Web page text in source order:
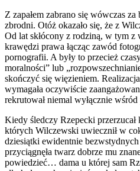
Z zapałem zabrano się wówczas
zbrodni. Otóż okazało się, że z
Od lat skłócony z rodziną, w tym z
krawędzi prawa łącząc zawód
pornografii. A były to przecież
moralności” lub
skończyć się więzieniem.
wymagała oczywiście
rekrutował niemal wyłącznie
Kiedy śledczy Rzepecki
których Wilczewski uwiecznił w
dziesiątki ewidentnie
przyciągnęła twarz dobrze mu
powiedzieć… dama u której sam